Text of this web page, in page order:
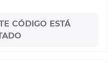
CÓDIGO ESTÁ